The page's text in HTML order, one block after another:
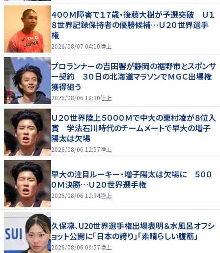
４００Ｍ障害で１７歳・後藤大樹が予選突破 Ｕ１
８世界記録保持者の優勝候補…Ｕ２０世界選手
権
2026/08/07 04:10陸上
プロランナーの吉田響が静岡の裾野市とスポンサ
ー契約 ３０日の北海道マラソンでＭＧＣ出場権
獲得狙う
2026/08/06 18:30陸上
Ｕ２０世界陸上５０００Ｍで中大の栗村凌が８位入
賞 学法石川時代のチームメートで早大の増子
陽太は欠場
2026/08/06 12:57陸上
早大の注目ルーキー・増子陽太は欠場に ５００
０Ｍ決勝…Ｕ２０世界選手権
2026/08/06 12:34陸上
久保凛、U20世界選手権出場表明＆水風呂オフシ
ョット公開に「日本の誇り」「素晴らしい腹筋」
2026/08/06 09:57陸上